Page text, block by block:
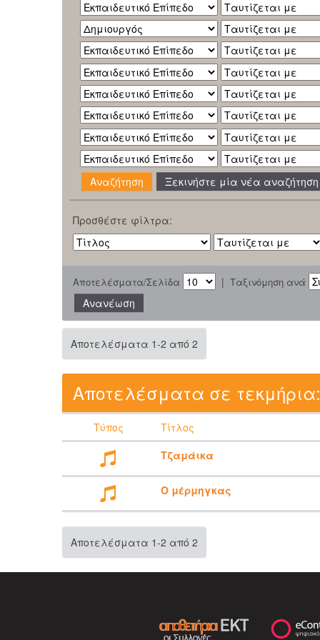
Ξεκινήστε μία νέα αναζήτηση
Προσθέστε φίλτρα:
Αποτελέσματα/Σελίδα | Ταξινόμηση ανά
Αποτελέσματα 1-2 από 2
Αποτελέσματα σε τεκμήρια:
Τύπος Τίτλος
Τζαμάικα
Ο μέρμηγκας
Αποτελέσματα 1-2 από 2